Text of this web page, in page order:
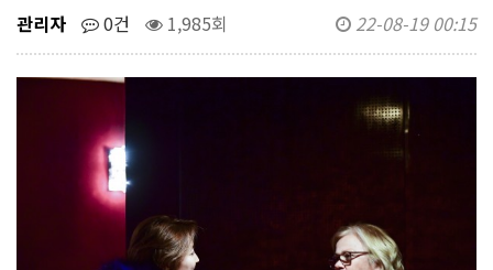
관리자 0건 1,985회 22-08-19 00:15